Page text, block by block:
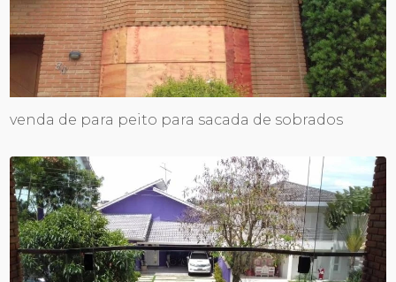
venda de para peito para sacada de sobrados